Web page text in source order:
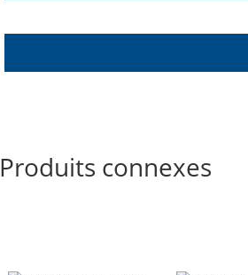
Produits connexes